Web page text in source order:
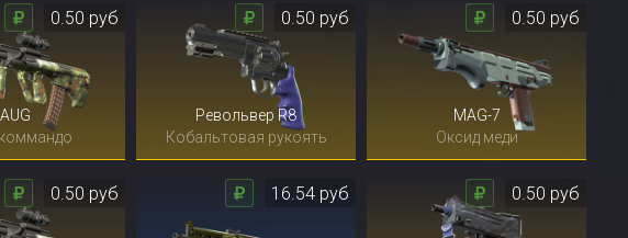
AUG
0.50 руб
Револьвер R8
Кобальтовая рукоять
0.50 руб
MAG-7
Оксид меди
0.50 руб
0.50 руб 16.54 руб 0.50 руб